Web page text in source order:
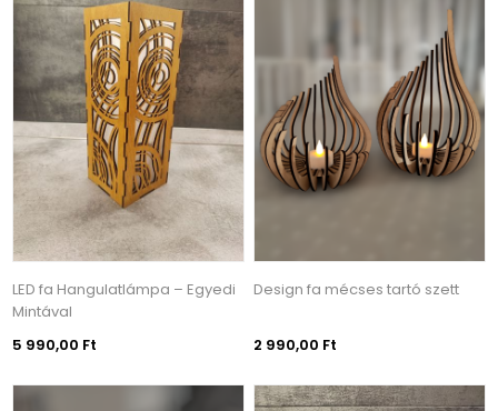
LED fa Hangulatlámpa – Egyedi
Mintával
5 990,00 Ft
Design fa mécses tartó szett
2 990,00 Ft